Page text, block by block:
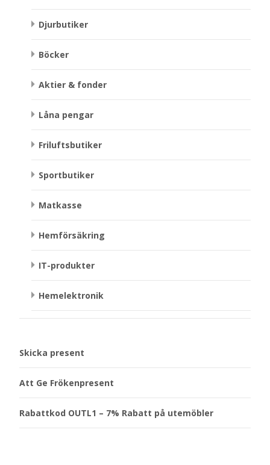
Djurbutiker
Böcker
Aktier & fonder
Låna pengar
Friluftsbutiker
Sportbutiker
Matkasse
Hemförsäkring
IT-produkter
Hemelektronik
Skicka present
Att Ge Frökenpresent
Rabattkod OUTL1 – 7% Rabatt på utemöbler